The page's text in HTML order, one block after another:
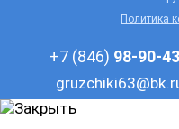
Политика
+7 (846) 98-90-